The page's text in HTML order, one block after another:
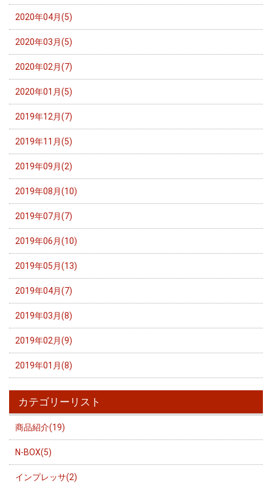
2020年04月(5)
2020年03月(5)
2020年02月(7)
2020年01月(5)
2019年12月(7)
2019年11月(5)
2019年09月(2)
2019年08月(10)
2019年07月(7)
2019年06月(10)
2019年05月(13)
2019年04月(7)
2019年03月(8)
2019年02月(9)
2019年01月(8)
カテゴリーリスト
商品紹介(19)
N-BOX(5)
インプレッサ(2)